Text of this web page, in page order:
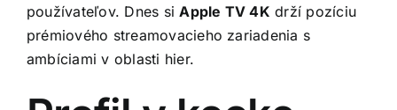
používateľov. Dnes siApple TV 4K drží pozíciu
prémiového streamovacieho zariadenia s
ambíciami v oblasti hier.